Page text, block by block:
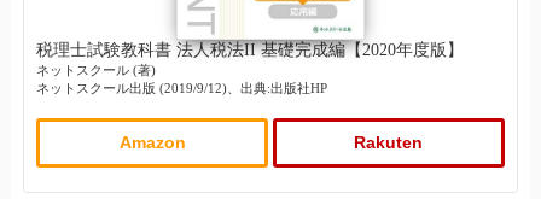
税理士試験教科書 法人税法II 基礎完成編【2020年度版】
ネットスクール (著)
ネットスクール出版 (2019/9/12)、出典:出版社HP
Amazon Rakuten